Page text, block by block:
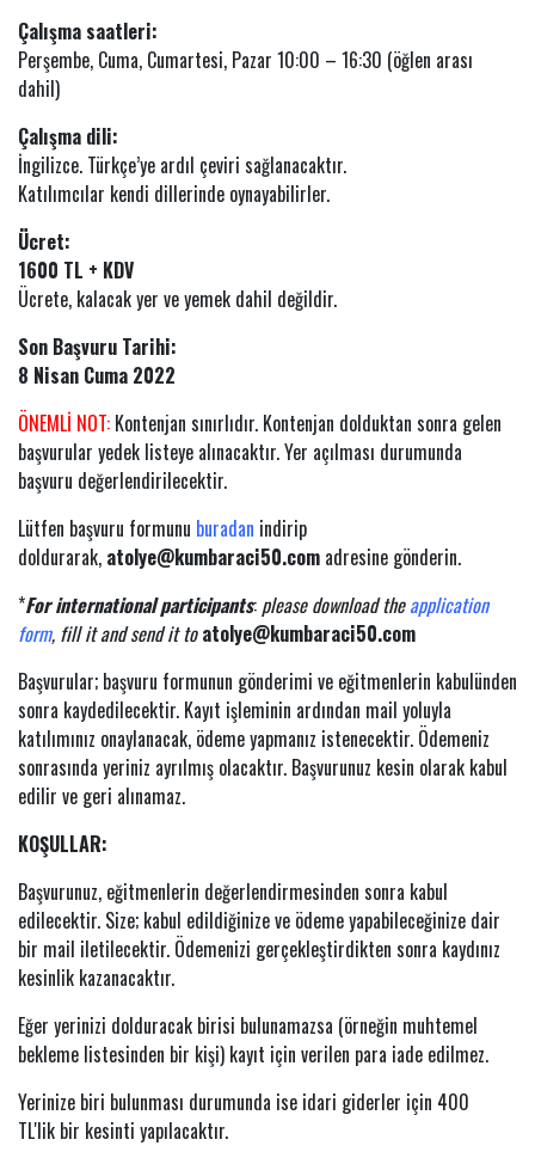
Çalışma saatleri:
Perşembe, Cuma, Cumartesi, Pazar 10:00 – 16:30 (öğlen arası
dahil)
Çalışma dili:
İngilizce. Türkçe’ye ardıl çeviri sağlanacaktır.
Katılımcılar kendi dillerinde oynayabilirler.
Ücret:
1600 TL + KDV
Ücrete, kalacak yer ve yemek dahil değildir.
Son Başvuru Tarihi:
8 Nisan Cuma 2022
ÖNEMLİ NOT: Kontenjan sınırlıdır. Kontenjan dolduktan sonra gelen
başvurular yedek listeye alınacaktır. Yer açılması durumunda
başvuru değerlendirilecektir.
Lütfen başvuru formunu buradan indirip
doldurarak, atolye@kumbaraci50.com adresine gönderin.
*For international participants: please download theapplication
form, fill it and send it to atolye@kumbaraci50.com
Başvurular; başvuru formunun gönderimi ve eğitmenlerin kabulünden
sonra kaydedilecektir. Kayıt işleminin ardından mail yoluyla
katılımınız onaylanacak, ödeme yapmanız istenecektir. Ödemeniz
sonrasında yeriniz ayrılmış olacaktır. Başvurunuz kesin olarak kabul
edilir ve geri alınamaz.
KOŞULLAR:
Başvurunuz, eğitmenlerin değerlendirmesinden sonra kabul
edilecektir. Size; kabul edildiğinize ve ödeme yapabileceğinize dair
bir mail iletilecektir. Ödemenizi gerçekleştirdikten sonra kaydınız
kesinlik kazanacaktır.
Eğer yerinizi dolduracak birisi bulunamazsa (örneğin muhtemel
bekleme listesinden bir kişi) kayıt için verilen para iade edilmez.
Yerinize biri bulunması durumunda ise idari giderler için 400
TL'lik bir kesinti yapılacaktır.